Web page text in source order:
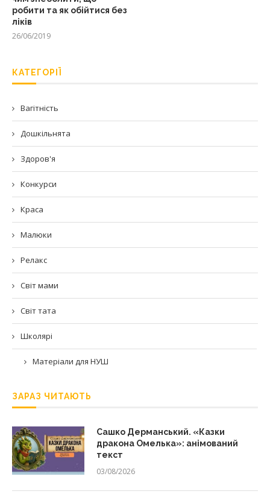
робити та як обійтися без
ліків
26/06/2019
КАТЕГОРІЇ
Вагітність
Дошкільнята
Здоров'я
Конкурси
Краса
Малюки
Релакс
Світ мами
Світ тата
Школярі
Матеріали для НУШ
ЗАРАЗ ЧИТАЮТЬ
Сашко Дерманський. «Казки
дракона Омелька»: анімований
текст
03/08/2026